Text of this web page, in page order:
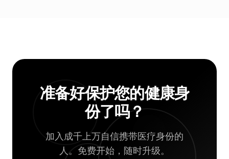
准备好保护您的健康身
份了吗？
加入成千上万自信携带医疗身份的
人。免费开始，随时升级。